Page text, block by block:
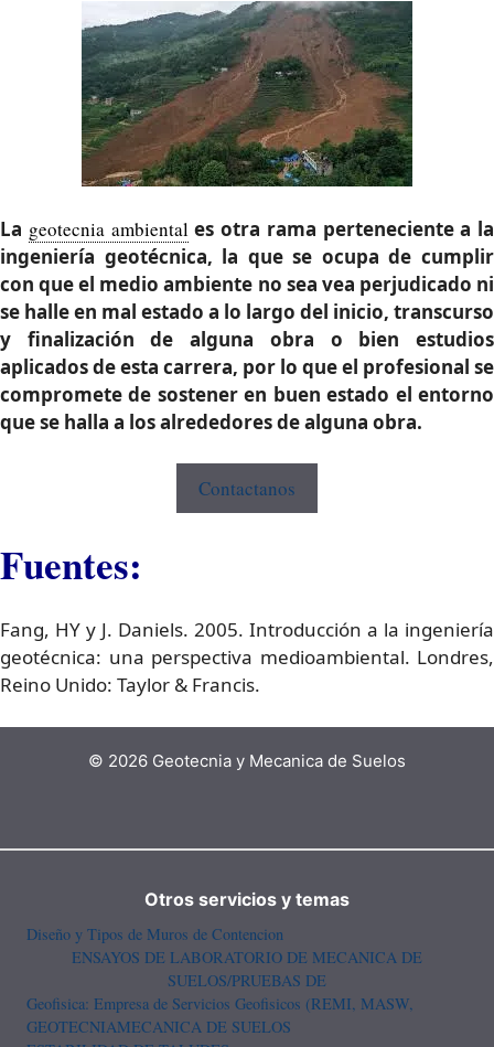
La geotecnia ambiental es otra rama perteneciente a la
ingeniería geotécnica, la que se ocupa de cumplir
con que el medio ambiente no sea vea perjudicado ni
se halle en mal estado a lo largo del inicio, transcurso
y finalización de alguna obra o bien estudios
aplicados de esta carrera, por lo que el profesional se
compromete de sostener en buen estado el entorno
que se halla a los alrededores de alguna obra.
Contactanos
Fuentes:
Fang, HY y J. Daniels. 2005. Introducción a la ingeniería
geotécnica: una perspectiva medioambiental. Londres,
Reino Unido: Taylor & Francis.
© 2026 Geotecnia y Mecanica de Suelos
Otros servicios y temas
Diseño y Tipos de Muros de Contencion
ENSAYOS DE LABORATORIO DE MECANICA DE
SUELOS/PRUEBAS DE
Geofisica: Empresa de Servicios Geofisicos (REMI, MASW,
GEOTECNIAMECANICA DE SUELOS